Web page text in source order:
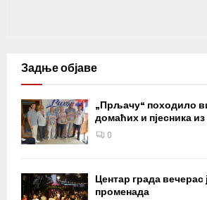
Задње објаве
„Прљачу“ походило
домаћих и пјесника
0
Центар града вечерас
променада